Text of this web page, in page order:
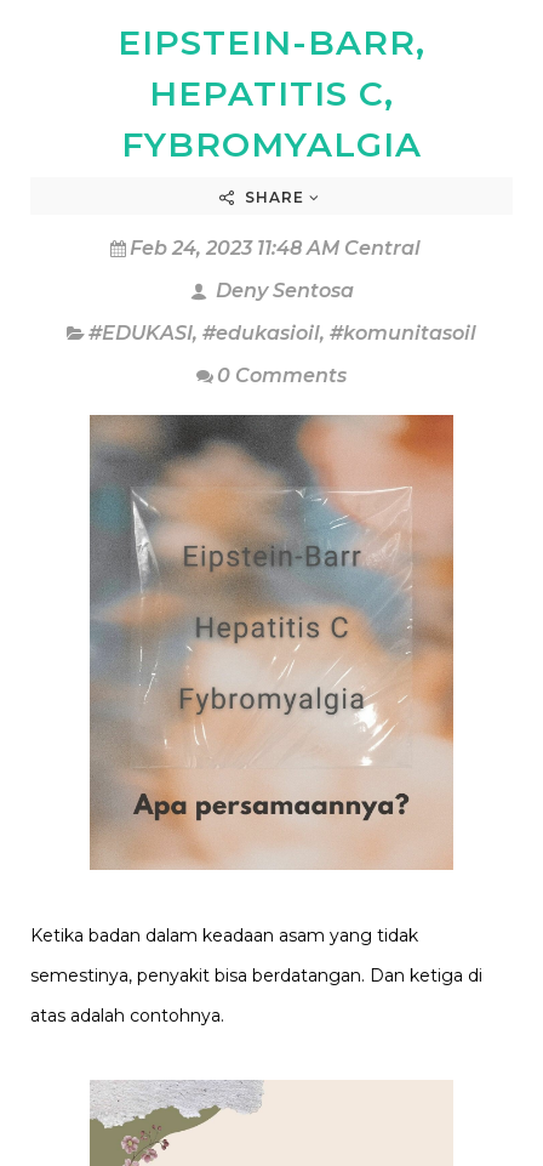
EIPSTEIN-BARR,
HEPATITIS C,
FYBROMYALGIA
SHARE
Feb 24, 2023 11:48 AM Central
Deny Sentosa
#EDUKASI, #edukasioil, #komunitasoil
0 Comments
Ketika badan dalam keadaan asam yang tidak
semestinya, penyakit bisa berdatangan. Dan ketiga di
atas adalah contohnya.